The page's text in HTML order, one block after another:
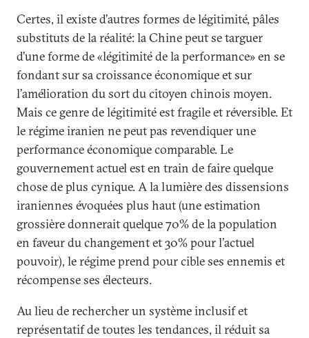
Certes, il existe d’autres formes de légitimité, pâles
substituts de la réalité: la Chine peut se targuer
d’une forme de «légitimité de la performance» en se
fondant sur sa croissance économique et sur
l’amélioration du sort du citoyen chinois moyen.
Mais ce genre de légitimité est fragile et réversible. Et
le régime iranien ne peut pas revendiquer une
performance économique comparable. Le
gouvernement actuel est en train de faire quelque
chose de plus cynique. A la lumière des dissensions
iraniennes évoquées plus haut (une estimation
grossière donnerait quelque 70% de la population
en faveur du changement et 30% pour l’actuel
pouvoir), le régime prend pour cible ses ennemis et
récompense ses électeurs.
Au lieu de rechercher un système inclusif et
représentatif de toutes les tendances, il réduit sa